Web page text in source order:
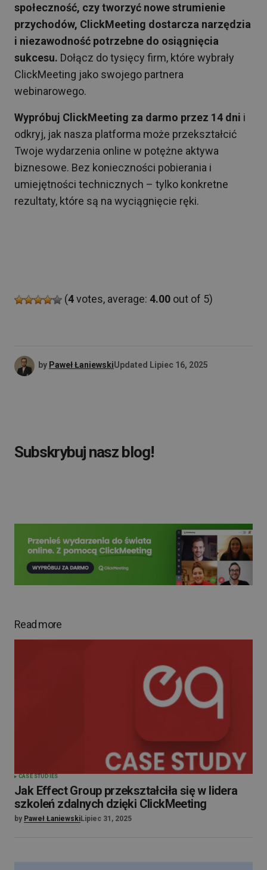
społeczność, czy tworzyć nowe strumienie
przychodów, ClickMeeting dostarcza narzędzia
i niezawodność potrzebne do osiągnięcia
sukcesu. Dołącz do tysięcy firm, które wybrały
ClickMeeting jako swojego partnera
webinarowego.
Wypróbuj ClickMeeting za darmo przez 14 dni i
odkryj, jak nasza platforma może przekształcić
Twoje wydarzenia online w potężne aktywa
biznesowe. Bez konieczności pobierania i
umiejętności technicznych – tylko konkretne
rezultaty, które są na wyciągnięcie ręki.
(4votes, average: 4.00 out of 5)
by Paweł ŁaniewskiUpdated Lipiec 16, 2025
Subskrybuj nasz blog!
Read more
CASE STUDIES
Jak Effect Group przekształciła się w lidera
szkoleń zdalnych dzięki ClickMeeting
by Paweł ŁaniewskiLipiec 31, 2025